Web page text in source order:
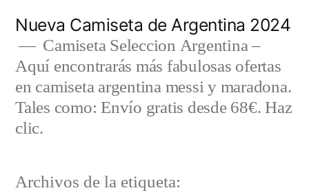
contenido
Nueva Camiseta de Argentina 2024
Camiseta Seleccion Argentina –
Aquí encontrarás más fabulosas ofertas
en camiseta argentina messi y maradona.
Tales como: Envío gratis desde 68€. Haz
clic.
Archivos de la etiqueta: